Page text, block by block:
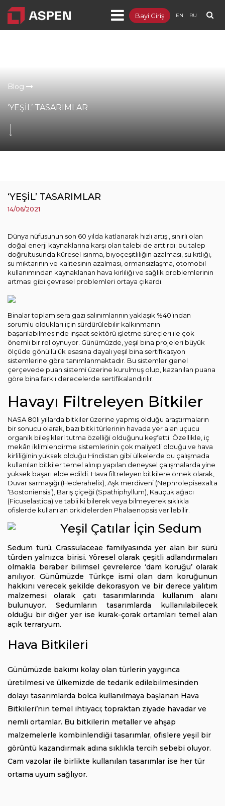
EN RU
Bayi Giriş
Blog
Blog
‘YEŞİL’ TASARIMLAR
‘YEŞİL’ TASARIMLAR
14/06/2021
Dünya nüfusunun son 60 yılda katlanarak hızlı artışı, sınırlı olan
doğal enerji kaynaklarına karşı olan talebi de arttırdı; bu talep
doğrultusunda küresel ısınma, biyoçeşitliliğin azalması, su kıtlığı,
su miktarının ve kalitesinin azalması, ormansızlaşma, otomobil
kullanımından kaynaklanan hava kirliliği ve sağlık problemlerinin
artması gibi çevresel problemleri ortaya çıkardı.
Binalar toplam sera gazı salınımlarının yaklaşık %40’ından
sorumlu oldukları için sürdürülebilir kalkınmanın
başarılabilmesinde inşaat sektörü işletme süreçleri ile çok
önemli bir rol oynuyor. Günümüzde, yeşil bina projeleri büyük
ölçüde gönüllülük esasına dayalı yeşil bina sertifikasyon
sistemlerine göre tanımlanmaktadır. Bu sistemler genel
çerçevede puan sistemi üzerine kurulmuş olup, kazanılan puana
göre bina farklı derecelerde sertifikalandırılır.
Havayı Filtreleyen Bitkiler
NASA 80li yıllarda bitkiler üzerine yapmış olduğu araştırmaların
bir sonucu olarak, bazı bitki türlerinin havada yer alan uçucu
organik bileşikleri tutma özelliği olduğunu keşfetti. Özellikle, iç
mekân iklimlendirme sistemlerinin çok maliyetli olduğu ve hava
kirliliğinin yüksek olduğu Hindistan gibi ülkelerde bu çalışmada
kullanılan bitkiler temel alınıp yapılan deneysel çalışmalarda yine
yüksek başarı elde edildi. Hava filtreleyen bitkilere örnek olarak,
Duvar sarmaşığı (Hederahelix), Aşk merdiveni (Nephrolepisexalta
‘Bostoniensis’), Barış çiçeği (Spathiphyllum), Kauçuk ağacı
(Ficuselastica) ve tabii ki bilerek veya bilmeyerek sıklıkla
ofislerde kullanılan orkidelerden Phalaenopsis verilebilir.
Yeşil Çatılar İçin Sedum
Sedum türü, Crassulaceae familyasında yer alan bir sürü
türden yalnızca birisi. Yöresel olarak çeşitli adlandırmaları
olmakla beraber bilimsel çevrelerce ‘dam koruğu’ olarak
anılıyor. Günümüzde Türkçe ismi olan dam koruğunun
hakkını verecek şekilde dekorasyon ve bir derece yalıtım
malzemesi olarak çatı tasarımlarında kullanım alanı
bulunuyor. Sedumların tasarımlarda kullanılabilecek
olduğu bir diğer yer ise kurak-çorak ortamları temel alan
açık terraryum.
Hava Bitkileri
Günümüzde bakımı kolay olan türlerin yaygınca
üretilmesi ve ülkemizde de tedarik edilebilmesinden
dolayı tasarımlarda bolca kullanılmaya başlanan Hava
Bitkileri’nin temel ihtiyacı; topraktan ziyade havadar ve
nemli ortamlar. Bu bitkilerin metaller ve ahşap
malzemelerle kombinlendiği tasarımlar, ofislere yeşil bir
görüntü kazandırmak adına sıklıkla tercih sebebi oluyor.
Cam vazolar ile birlikte kullanılan tasarımlar ise her tür
ortama uyum sağlıyor.